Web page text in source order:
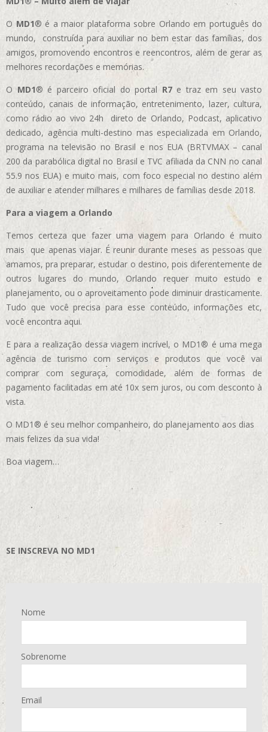
O MD1® é a maior plataforma sobre Orlando em português do
mundo, construída para auxiliar no bem estar das famílias, dos
amigos, promovendo encontros e reencontros, além de gerar as
melhores recordações e memórias.
OMD1® é parceiro oficial do portal R7e traz em seu vasto
conteúdo, canais de informação, entretenimento, lazer, cultura,
como rádio ao vivo 24h direto de Orlando, Podcast, aplicativo
dedicado, agência multi-destino mas especializada em Orlando,
programa na televisão no Brasil e nos EUA (BRTVMAX – canal
200 da parabólica digital no Brasil e TVC afiliada da CNN no canal
55.9 nos EUA) e muito mais, com foco especial no destino além
de auxiliar e atender milhares e milhares de famílias desde 2018.
Para a viagem a Orlando
Temos certeza que fazer uma viagem para Orlando é muito
mais que apenas viajar. É reunir durante meses as pessoas que
amamos, pra preparar, estudar o destino, pois diferentemente de
outros lugares do mundo, Orlando requer muito estudo e
planejamento, ou o aproveitamento pode diminuir drasticamente.
Tudo que você precisa para esse conteúdo, informações etc,
você encontra aqui.
E para a realização dessa viagem incrível, o MD1® é uma mega
agência de turismo com serviços e produtos que você vai
comprar com seguraça, comodidade, além de formas de
pagamento facilitadas em até 10x sem juros, ou com desconto à
vista.
O MD1® é seu melhor companheiro, do planejamento aos dias
mais felizes da sua vida!
Boa viagem…
SE INSCREVA NO MD1
Nome
Sobrenome
Email